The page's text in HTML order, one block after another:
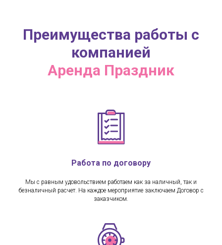
Преимущества работы с
компанией
Аренда Праздник
Работа по договору
Мы с равным удовольствием работаем как за наличный, так и
безналичный расчет. На каждое мероприятие заключаем Договор с
заказчиком.